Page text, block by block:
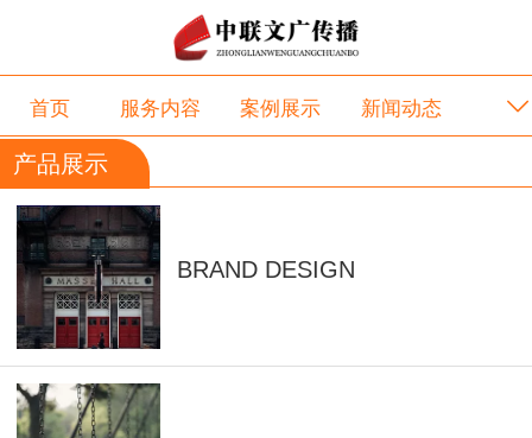
首页 服务内容 案例展示 新闻动态
项目合作 互动交流
产品展示
BRAND DESIGN